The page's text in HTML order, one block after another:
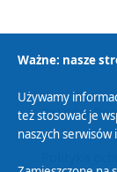
Polityka
Ważne: nasze
Używamy
też stosować je
naszych